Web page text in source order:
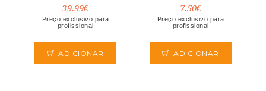
39.99€
Preço exclusivo para
profissional
ADICIONAR
7.50€
Preço exclusivo para
profissional
ADICIONAR